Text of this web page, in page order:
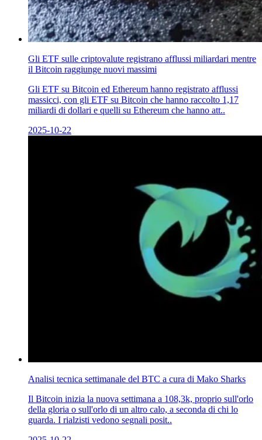
Gli ETF sulle criptovalute registrano afflussi miliardari mentre
il Bitcoin raggiunge nuovi massimi
Gli ETF su Bitcoin ed Ethereum hanno registrato afflussi
massicci, con gli ETF su Bitcoin che hanno raccolto 1,17
miliardi di dollari e quelli su Ethereum che hanno att..
2025-10-22
Analisi tecnica settimanale del BTC a cura di Mako Sharks
Il Bitcoin inizia la nuova settimana a 108,3k, proprio sull'orlo
della gloria o sull'orlo di un altro calo, a seconda di chi lo
guarda. I rialzisti vedono segnali posit..